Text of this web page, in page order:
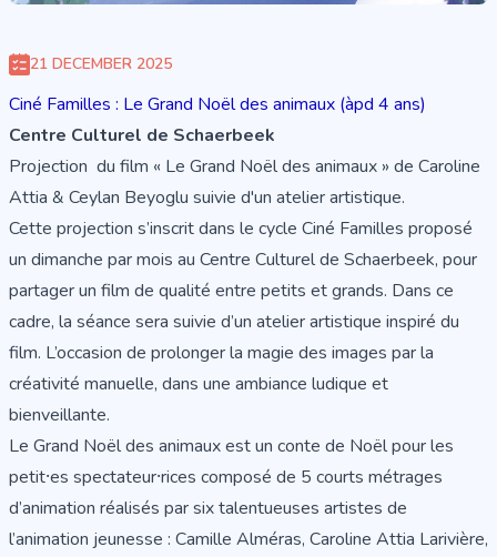
21 DECEMBER 2025
Ciné Familles : Le Grand Noël des animaux (àpd 4 ans)
Centre Culturel de Schaerbeek
Projection du film « Le Grand Noël des animaux » de Caroline
Attia & Ceylan Beyoglu suivie d'un atelier artistique.
Cette projection s’inscrit dans le cycle Ciné Familles proposé
un dimanche par mois au Centre Culturel de Schaerbeek, pour
partager un film de qualité entre petits et grands. Dans ce
cadre, la séance sera suivie d’un atelier artistique inspiré du
film. L’occasion de prolonger la magie des images par la
créativité manuelle, dans une ambiance ludique et
bienveillante.
Le Grand Noël des animaux est un conte de Noël pour les
petit⸱es spectateur⸱rices composé de 5 courts métrages
d’animation réalisés par six talentueuses artistes de
l’animation jeunesse : Camille Alméras, Caroline Attia Larivière,